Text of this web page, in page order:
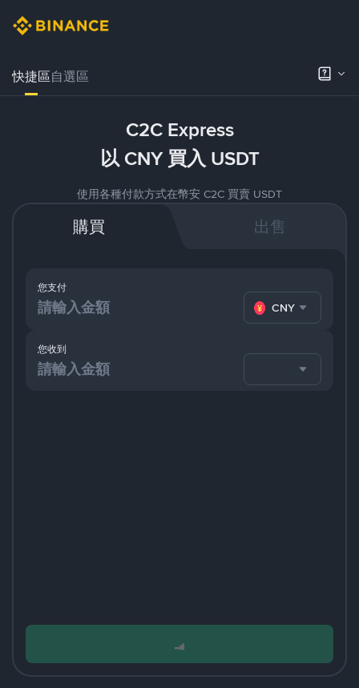
快捷區自選區
C2C Express
以 CNY 買入 USDT
使用各種付款方式在幣安 C2C 買賣 USDT
購買 出售
您支付
CNY
您收到